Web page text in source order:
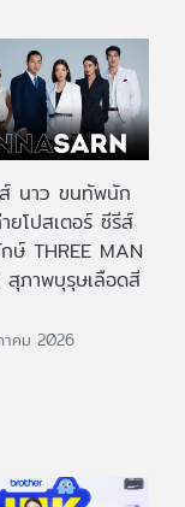
นาว ขนทัพนัก
ยโปสเตอร์ ซีรีส์
ษ์ THREE MAN
สุภาพบุรุษเลือดสี
คม 2026